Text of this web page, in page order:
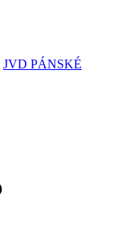
JVD PÁNSKÉ